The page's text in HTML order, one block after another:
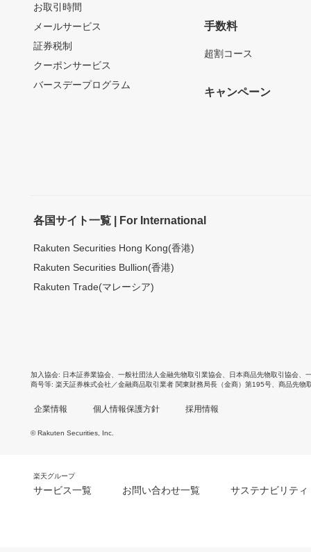
お取引時間
メールサービス
証券税制
クーポンサービス
バースデープログラム
手数料
超割コース
キャンペーン
各国サイト一覧 | For International
Rakuten Securities Hong Kong(香港)
Rakuten Securities Bullion(香港)
Rakuten Trade(マレーシア)
加入協会 日本証券業協会 一般社団法人金融先物取引業協会 日本商品先物取引協会
商号等 楽天証券株式会社／金融商品取引業者 関東財務局長（金商）第195号、商品先物
企業情報 個人情報保護方針 採用情報
© Rakuten Securities, Inc.
楽天グループ
サービス一覧 お問い合わせ一覧 サステナビリティ